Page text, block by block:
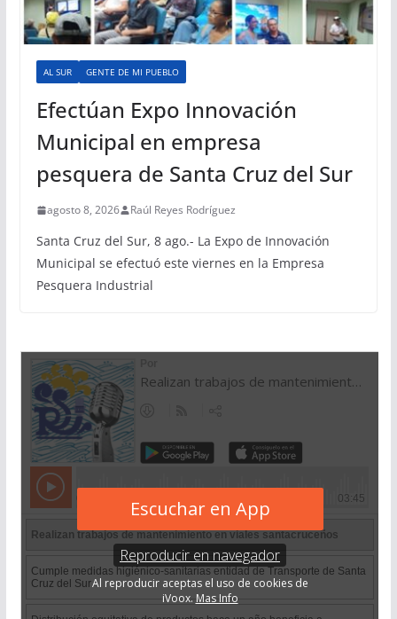
AL SUR GENTE DE MI PUEBLO
Efectúan Expo Innovación
Municipal en empresa
pesquera de Santa Cruz del Sur
agosto 8, 2026 Raúl Reyes Rodríguez
Santa Cruz del Sur, 8 ago.- La Expo de Innovación
Municipal se efectuó este viernes en la Empresa
Pesquera Industrial